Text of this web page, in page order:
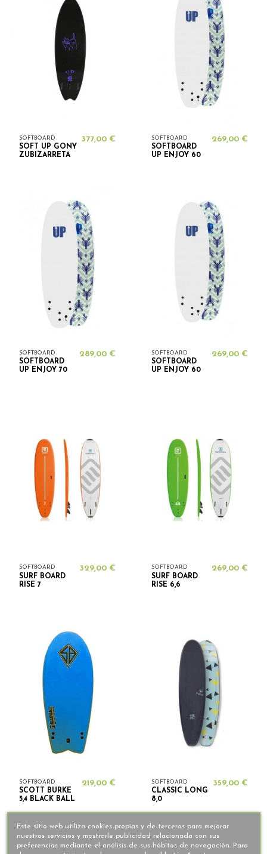
SOFTBOARD
SOFT UP GONY
ZUBIZARRETA
377,00 € SOFTBOARD
SOFTBOARD
UP ENJOY 60
269,00 €
SOFTBOARD
SOFTBOARD
UP ENJOY 70
289,00 € SOFTBOARD
SOFTBOARD
UP ENJOY 60
269,00 €
SOFTBOARD
SURF BOARD
RISE 7
329,00 € SOFTBOARD
SURF BOARD
RISE 6,6
269,00 €
SOFTBOARD
SCOTT BURKE
5,4 BLACK BALL
219,00 € SOFTBOARD
CLASSIC LONG
8,0
359,00 €
Este sitio web utiliza cookies propias y de terceros para mejorar
nuestros servicios y mostrarle publicidad relacionada con sus
preferencias mediante el análisis de sus hábitos de navegación. Para